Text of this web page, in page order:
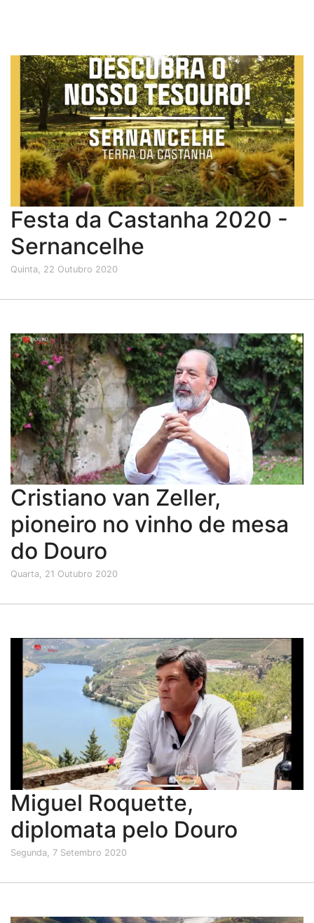
Festa da Castanha 2020 -
Sernancelhe
Quinta, 22 Outubro 2020
Cristiano van Zeller,
pioneiro no vinho de mesa
do Douro
Quarta, 21 Outubro 2020
Miguel Roquette,
diplomata pelo Douro
Segunda, 7 Setembro 2020